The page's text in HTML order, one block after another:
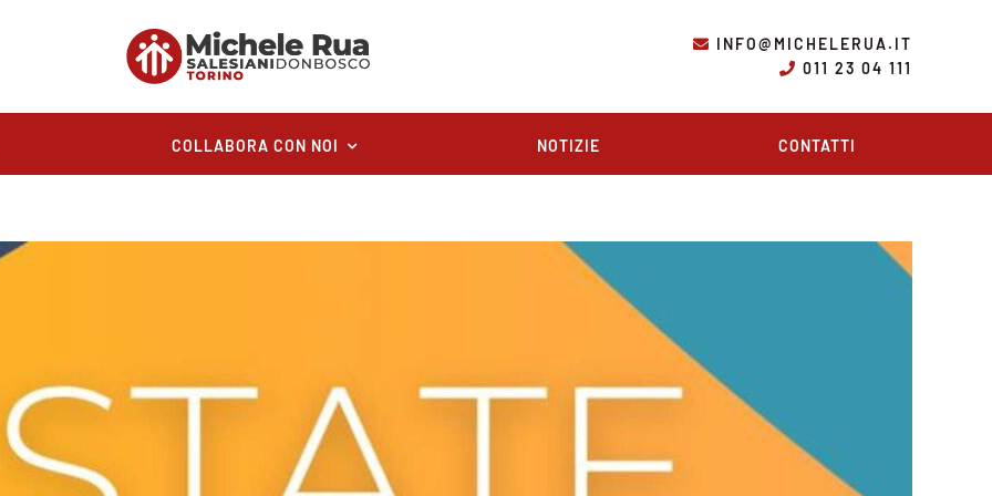
INFO@MICHELERUA.IT
011 23 04 111
COLLABORA CON NOI NOTIZIE CONTATTI